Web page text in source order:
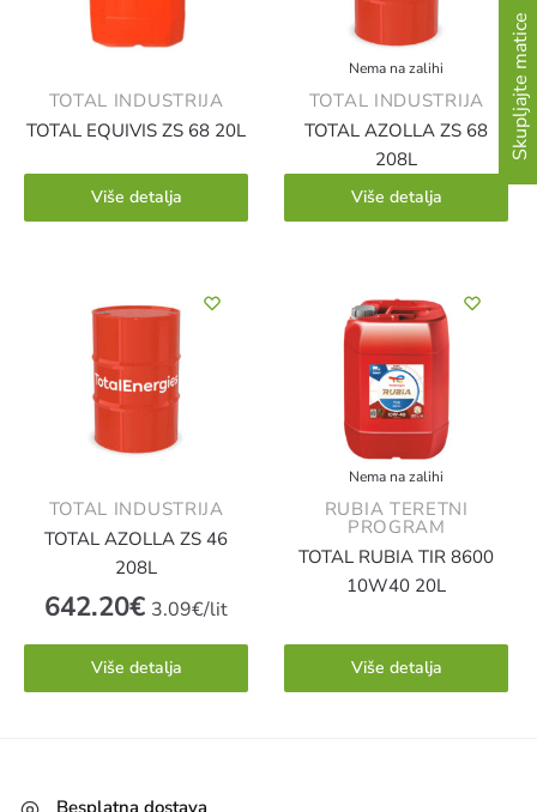
TOTAL INDUSTRIJA
TOTAL EQUIVIS ZS 68 20L
Više detalja
Nema na zalihi
TOTAL INDUSTRIJA
TOTAL AZOLLA ZS 68
208L
Više detalja
TOTAL INDUSTRIJA
TOTAL AZOLLA ZS 46
208L
642.20€ 3.09€/lit
Više detalja
Nema na zalihi
RUBIA TERETNI
PROGRAM
TOTAL RUBIA TIR 8600
10W40 20L
Više detalja
Besplatna dostava
Skupljajte matice